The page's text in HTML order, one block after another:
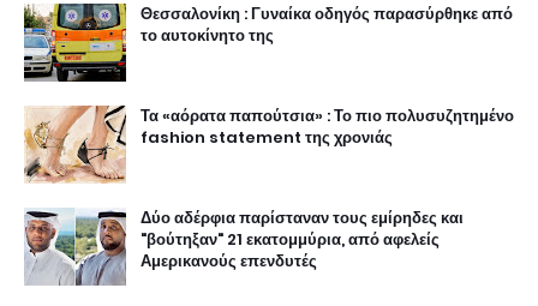
Θεσσαλονίκη : Γυναίκα οδηγός παρασύρθηκε από
το αυτοκίνητο της
Τα «αόρατα παπούτσια» : Το πιο πολυσυζητημένο
fashion statement της χρονιάς
Δύο αδέρφια παρίσταναν τους εμίρηδες και
"βούτηξαν" 21 εκατομμύρια, από αφελείς
Αμερικανούς επενδυτές